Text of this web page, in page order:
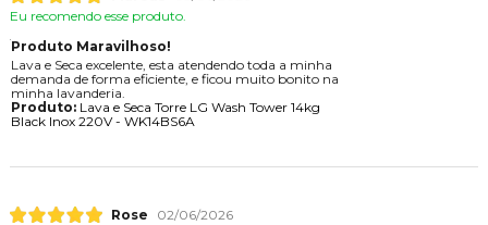
Eu recomendo esse produto.
Produto Maravilhoso!
Lava e Seca excelente, esta atendendo toda a minha
demanda de forma eficiente, e ficou muito bonito na
minha lavanderia.
Produto:Lava e Seca Torre LG Wash Tower 14kg
Black Inox 220V - WK14BS6A
Rose
02/06/2026